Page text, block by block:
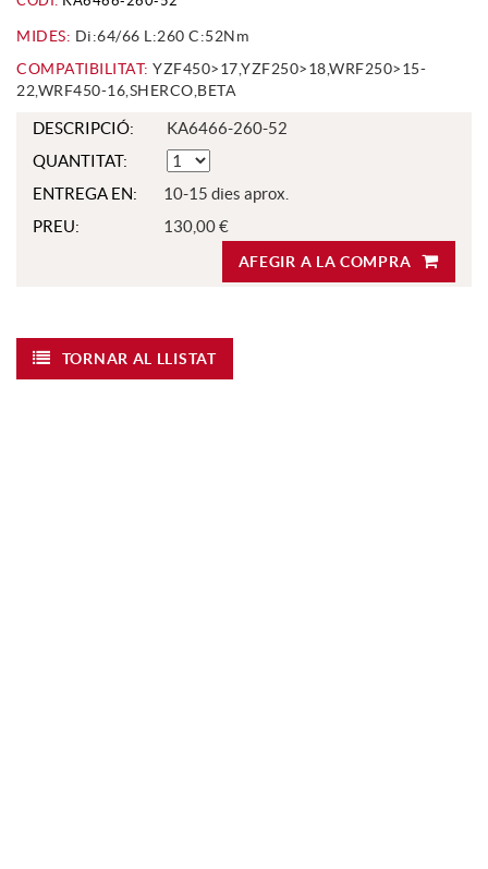
MIDES: Di:64/66 L:260 C:52Nm
COMPATIBILITAT: YZF450>17,YZF250>18,WRF250>15-
22,WRF450-16,SHERCO,BETA
DESCRIPCIÓ:
KA6466-260-52
QUANTITAT:
ENTREGA EN:
10-15 dies aprox.
PREU:
130,00 €
AFEGIR A LA COMPRA
TORNAR AL LLISTAT